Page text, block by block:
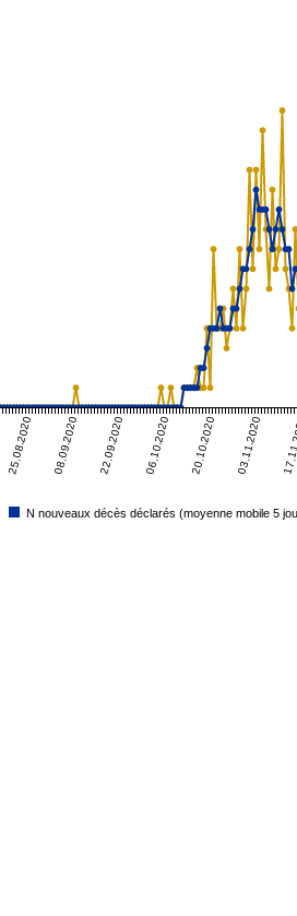
25.08.2020 08.09.2020 22.09.2020 06.10.2020 20.10.2020 03.11.2020
N nouveaux décès déclarés (moyenne mobile 5